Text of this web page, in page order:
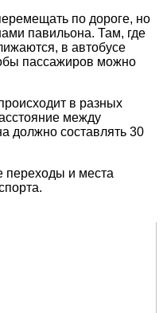
по дороге, но
павильона. Там, где
в автобусе
пассажиров можно
в разных
между
должно составлять 30
и места